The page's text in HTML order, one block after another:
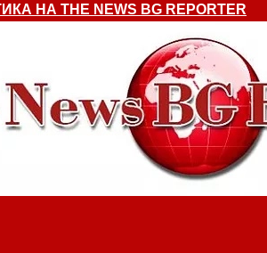
НА THE NEWS BG REPORTER